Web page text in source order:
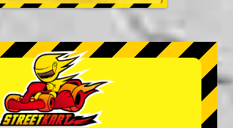
Prenotazioni
Cambia Negozio
Tokyo Akihabara#1